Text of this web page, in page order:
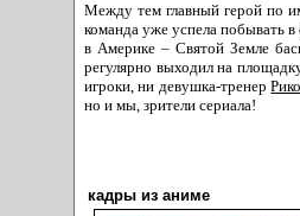
Между тем главный герой по
команда уже успела побывать
в Америке – Святой Земле
регулярно выходил на
игроки, ни девушка-тренер
но и мы, зрители сериала!
кадры из аниме